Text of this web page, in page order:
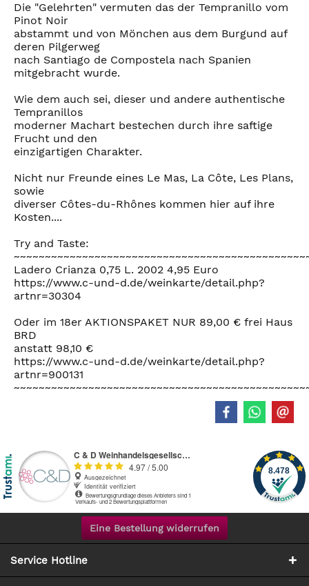
Die "Gelehrten" vermuten das der Tempranillo vom
Pinot Noir
abstammt und von Mönchen aus dem Burgund auf
deren Pilgerweg
nach Santiago de Compostela nach Spanien
mitgebracht wurde.
Wie dem auch sei, dieser und andere authentische
Tempranillos
moderner Machart bestechen durch ihre saftige
Frucht und den
einzigartigen Charakter.
Nicht nur Freunde eines Le Mas, La Côte, Les Plans,
sowie
diverser Côtes-du-Rhônes kommen hier auf ihre
Kosten....
Try and Taste:
Ladero Crianza 0,75 L. 2002 4,95 Euro
https://www.c-und-d.de/weinkarte/detail.php?
artnr=30304
Oder im 18er AKTIONSPAKET NUR 89,00 € frei Haus
BRD
anstatt 98,10 €
https://www.c-und-d.de/weinkarte/detail.php?
artnr=900131
Eine Bestellung widerrufen
Service Hotline